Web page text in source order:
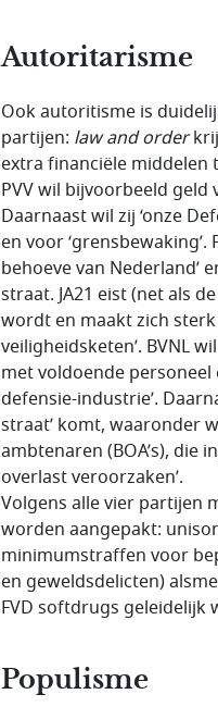
Autoritarisme
Ook autoritisme is
partijen: law and order
extra financiële middelen
PVV wil bijvoorbeeld
Daarnaast wil zij ‘onze
en voor
behoeve van Nederland’
straat. JA21 eist (net als
wordt en maakt zich
veiligheidsketen’. BVNL
met voldoende personeel
defensie-industrie’.
straat’ komt, waaronder
ambtenaren (BOA’s), die
overlast veroorzaken’.
Volgens alle vier partijen
worden aangepakt:
minimumstraffen voor
en geweldsdelicten)
FVD softdrugs geleidelijk
Populisme